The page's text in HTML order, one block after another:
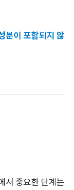
분이 포함되지 않
서 중요한 단계는